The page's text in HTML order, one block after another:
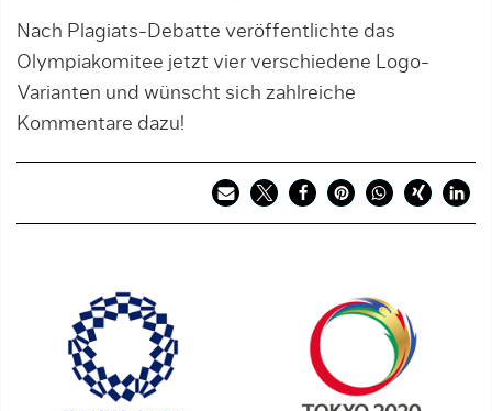
Nach Plagiats-Debatte veröffentlichte das
Olympiakomitee jetzt vier verschiedene Logo-
Varianten und wünscht sich zahlreiche
Kommentare dazu!